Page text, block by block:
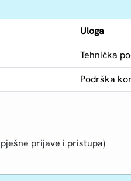
Uloga
Tehnička
Podrška
prijave i pristupa)